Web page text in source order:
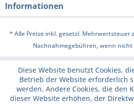
Informationen
* Alle Preise inkl. gesetzl. Mehrwertsteuer
Nachnahmegebühren, wenn nicht
Diese Website benutzt Cookies,
Betrieb der Website erforderlich
werden. Andere Cookies, die den
dieser Website erhöhen, der